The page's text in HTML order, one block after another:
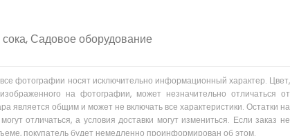
, Садовое оборудование
фотографии носят исключительно информационный характер. Цвет,
на фотографии, может незначительно отличаться от
является общим и может не включать все характеристики. Остатки на
отличаться, а условия доставки могут измениться. Если заказ не
покупатель будет немедленно проинформирован об этом.